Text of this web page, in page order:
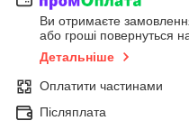
Ви отримаєте
або гроші повернуться
Детальніше
Оплатити частинами
Післяплата